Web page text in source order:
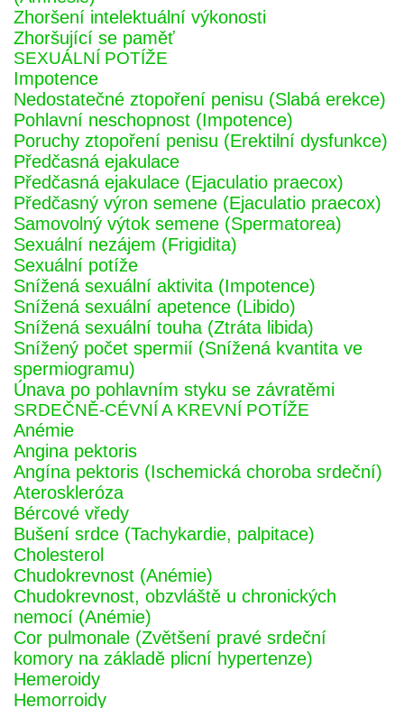
Zhoršení intelektuální výkonosti
Zhoršující se paměť
SEXUÁLNÍ POTÍŽE
Impotence
Nedostatečné ztopoření penisu (Slabá erekce)
Pohlavní neschopnost (Impotence)
Poruchy ztopoření penisu (Erektilní dysfunkce)
Předčasná ejakulace
Předčasná ejakulace (Ejaculatio praecox)
Předčasný výron semene (Ejaculatio praecox)
Samovolný výtok semene (Spermatorea)
Sexuální nezájem (Frigidita)
Sexuální potíže
Snížená sexuální aktivita (Impotence)
Snížená sexuální apetence (Libido)
Snížená sexuální touha (Ztráta libida)
Snížený počet spermií (Snížená kvantita ve
spermiogramu)
Únava po pohlavním styku se závratěmi
SRDEČNĚ-CÉVNÍ A KREVNÍ POTÍŽE
Anémie
Angina pektoris
Angína pektoris (Ischemická choroba srdeční)
Ateroskleróza
Bércové vředy
Bušení srdce (Tachykardie, palpitace)
Cholesterol
Chudokrevnost (Anémie)
Chudokrevnost, obzvláště u chronických
nemocí (Anémie)
Cor pulmonale (Zvětšení pravé srdeční
komory na základě plicní hypertenze)
Hemeroidy
Hemorroidy